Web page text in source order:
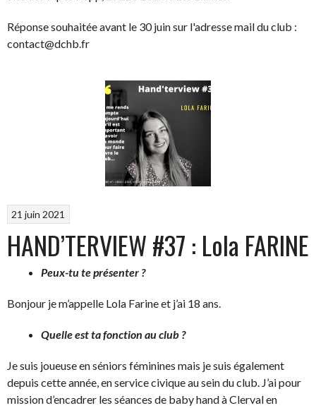
Réponse souhaitée avant le 30 juin sur l'adresse mail du club :
contact@dchb.fr
21 juin 2021
HAND’TERVIEW #37 : Lola FARINE
Peux-tu te présenter ?
Bonjour je m’appelle Lola Farine et j’ai 18 ans.
Quelle est ta fonction au club ?
Je suis joueuse en séniors féminines mais je suis également
depuis cette année, en service civique au sein du club. J’ai pour
mission d’encadrer les séances de baby hand à Clerval en